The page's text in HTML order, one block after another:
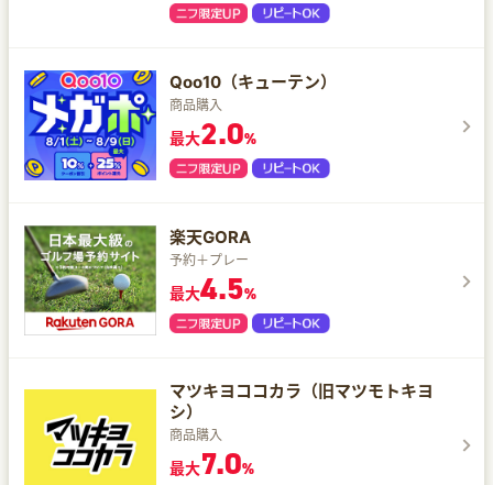
Qoo10（キューテン）
商品購入
最大2.0%
楽天GORA
予約＋プレー
最大4.5%
マツキヨココカラ（旧マツモトキヨ
シ）
商品購入
最大7.0%